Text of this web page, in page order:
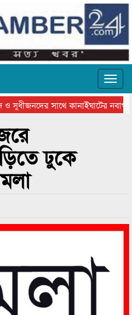
সুধীজনদের সাথে কানাইঘাটের নবাগত
ফেডারেশানের বিভাগীয় অভিনয়
ঢুকে